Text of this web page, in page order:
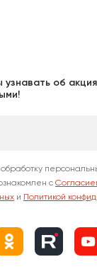
об
с
и Политикой